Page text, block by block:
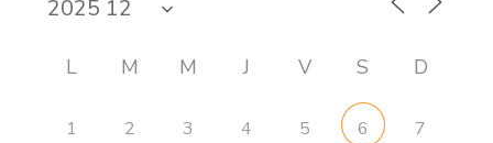
L M M J V S D
1 2 3 4 5 6 7